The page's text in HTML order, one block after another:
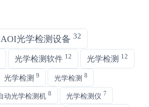
AOI光学检测设备 32
光学检测软件 12 光学检测 12
光学检测 9 光学检测 8
动光学检测机 8 光学检测仪 7